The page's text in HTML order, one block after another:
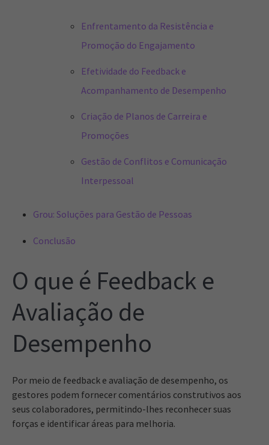
Enfrentamento da Resistência e
Promoção do Engajamento
Efetividade do Feedback e
Acompanhamento de Desempenho
Criação de Planos de Carreira e
Promoções
Gestão de Conflitos e Comunicação
Interpessoal
Grou: Soluções para Gestão de Pessoas
Conclusão
O que é Feedback e
Avaliação de
Desempenho
Por meio de feedback e avaliação de desempenho, os
gestores podem fornecer comentários construtivos aos
seus colaboradores, permitindo-lhes reconhecer suas
forças e identificar áreas para melhoria.